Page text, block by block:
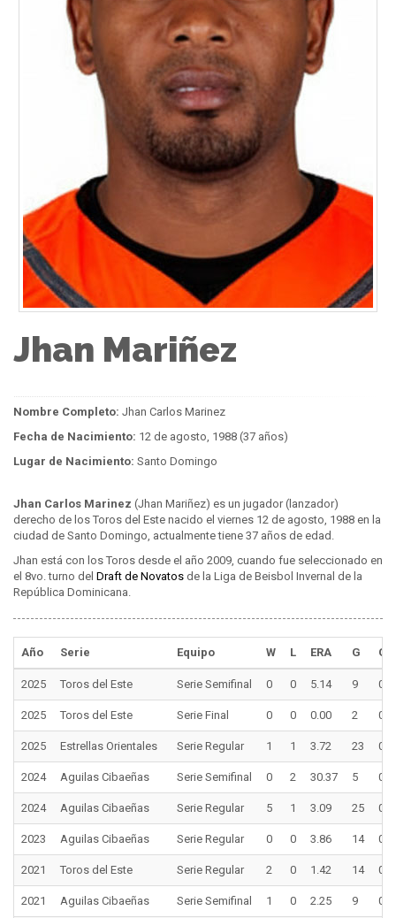
Jhan Mariñez
Nombre Completo: Jhan Carlos Marinez
Fecha de Nacimiento: 12 de agosto, 1988 (37 años)
Lugar de Nacimiento: Santo Domingo
Jhan Carlos Marinez (Jhan Mariñez) es un jugador (lanzador)
derecho de los Toros del Este nacido el viernes 12 de agosto, 1988 en la
ciudad de Santo Domingo, actualmente tiene 37 años de edad.
Jhan está con los Toros desde el año 2009, cuando fue seleccionado en
el 8vo. turno del Draft de Novatos de la Liga de Beisbol Invernal de la
República Dominicana.
Año Serie Equipo W L ERA G GS
2025 Toros del Este Serie Semifinal 0 0 5.14 9 0
2025 Toros del Este Serie Final 0 0 0.00 2 0
2025 Estrellas Orientales Serie Regular 1 1 3.72 23 0
2024 Aguilas Cibaeñas Serie Semifinal 0 2 30.37 5 0
2024 Aguilas Cibaeñas Serie Regular 5 1 3.09 25 0
2023 Aguilas Cibaeñas Serie Regular 0 0 3.86 14 0
2021 Toros del Este Serie Regular 2 0 1.42 14 0
2021 Aguilas Cibaeñas Serie Semifinal 1 0 2.25 9 0